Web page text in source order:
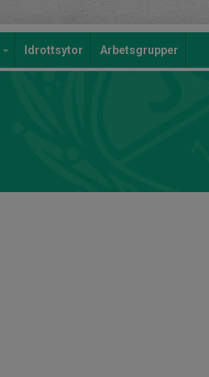
Idrottsytor Arbetsgrupper